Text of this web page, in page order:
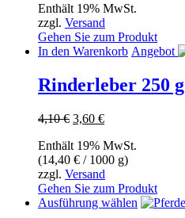
auf
der
gewählt
werden
bis
Enthält 19% MwSt.
zzgl. Versand
Gehen Sie zum Produkt
In den Warenkorb Angebot
Rinderleber 250 g
4,10€ Ursprünglicher
war:
4,10 €
3,60 €Aktueller
ist:
3,60 €.
Enthält 19% MwSt.
(14,40 € / 1000 g)
zzgl. Versand
Gehen Sie zum Produkt
Ausführung wählen Dieses